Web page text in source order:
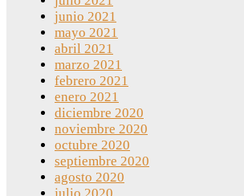
junio 2021
mayo 2021
abril 2021
marzo 2021
febrero 2021
enero 2021
diciembre 2020
noviembre 2020
octubre 2020
septiembre 2020
agosto 2020